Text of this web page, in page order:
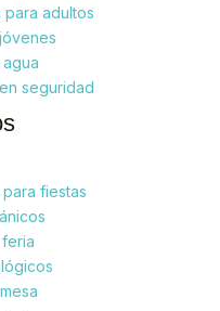
adultos
seguridad
fiestas